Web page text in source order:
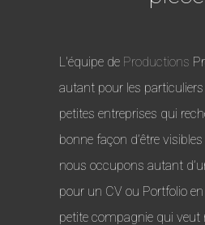
L'équipe de Productions
autant pour les
petites entreprises qui
bonne façon d’être
nous occupons autant
pour un CV ou Portfolio en
petite compagnie qui veut